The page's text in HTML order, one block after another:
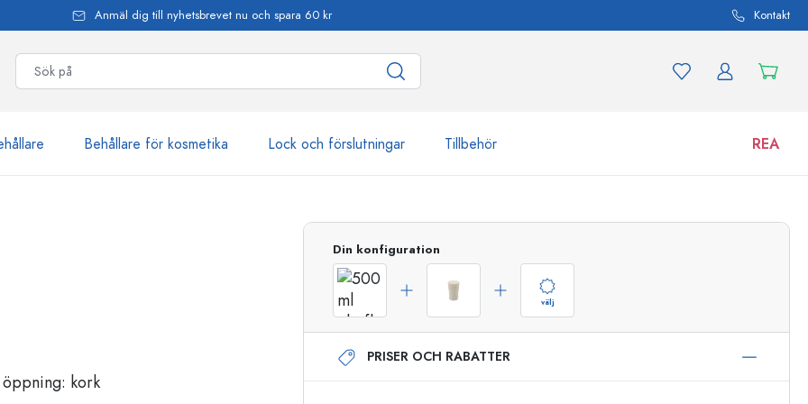
Anmäl dig till nyhetsbrevet nu och spara 60 kr Kontakt
Behållare för kosmetika Lock och förslutningar Tillbehör REA
Sprayflaskor
Airless dispenser
Roll on-flaskor
Burkar
Upptäck nu
Handla nu
Din konfiguration
välj
PRISER OCH RABATTER